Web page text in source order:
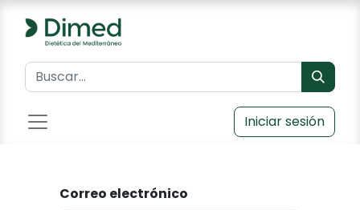
Iniciar sesión
Correo electrónico